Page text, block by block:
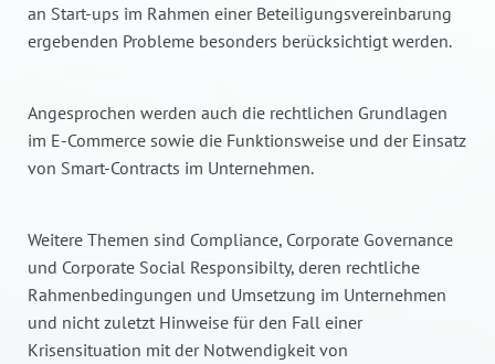
an Start-ups im Rahmen einer Beteiligungsvereinbarung
ergebenden Probleme besonders berücksichtigt werden.
Angesprochen werden auch die rechtlichen Grundlagen
im E-Commerce sowie die Funktionsweise und der Einsatz
von Smart-Contracts im Unternehmen.
Weitere Themen sind Compliance, Corporate Governance
und Corporate Social Responsibilty, deren rechtliche
Rahmenbedingungen und Umsetzung im Unternehmen
und nicht zuletzt Hinweise für den Fall einer
Krisensituation mit der Notwendigkeit von